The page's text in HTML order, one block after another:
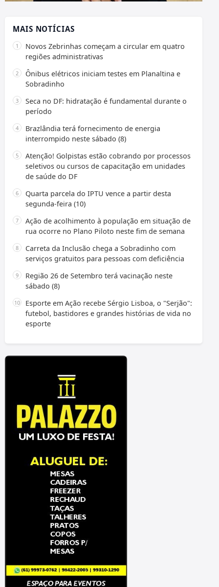
MAIS NOTÍCIAS
Novos Zebrinhas começam a circular em quatro
regiões administrativas
Ônibus elétricos iniciam testes em Planaltina e
Sobradinho
Seca no DF: hidratação é fundamental durante o
período
Brazlândia terá fornecimento de energia
interrompido neste sábado (8)
Atenção! Golpistas estão cobrando por processos
seletivos ou cursos de capacitação em unidades
de saúde do DF
Quarta parcela do IPTU vence a partir desta
segunda-feira (10)
Ação de acolhimento à população em situação de
rua ocorre no Plano Piloto neste fim de semana
Carreta da Inclusão chega a Sobradinho com
serviços gratuitos para pessoas com deficiência
Região 26 de Setembro terá vacinação neste
sábado (8)
Esporte em Ação recebe Sérgio Lisboa, o "Serjão":
futebol, bastidores e grandes histórias de vida no
esporte